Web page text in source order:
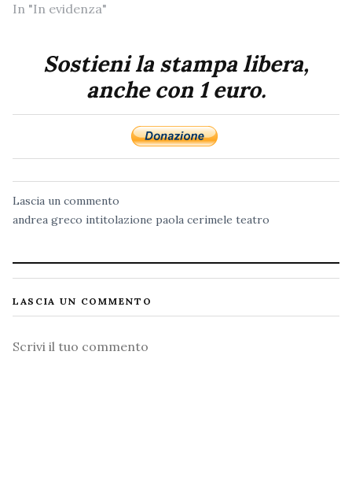
In "In evidenza"
Sostieni la stampa libera,
anche con 1 euro.
Lascia un commento
andrea greco intitolazione paola cerimele teatro
LASCIA UN COMMENTO
Commento